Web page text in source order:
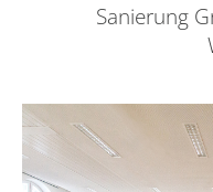
Sanierung